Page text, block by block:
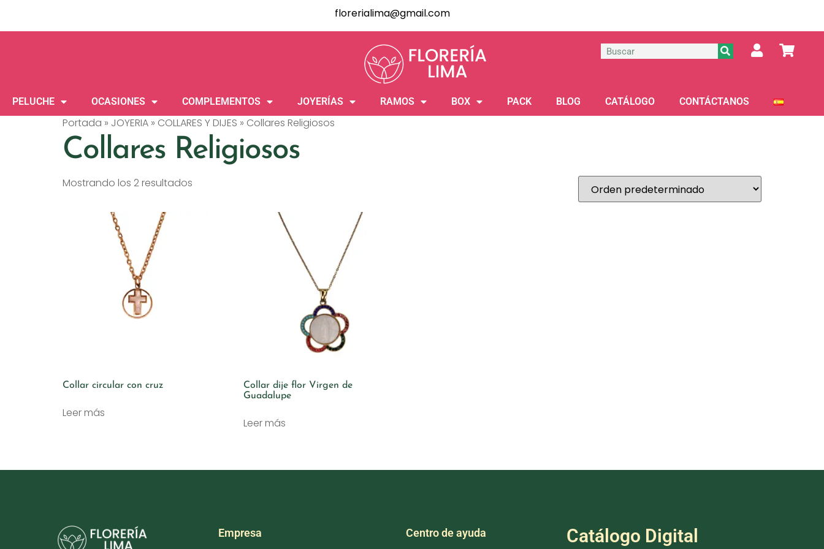
florerialima@gmail.com
PELUCHE OCASIONES COMPLEMENTOS JOYERÍAS RAMOS BOX PACK BLOG CATÁLOGO CONTÁCTANOS
Portada » JOYERIA » COLLARES Y DIJES » Collares Religiosos
Collares Religiosos
Mostrando los 2 resultados
Collar circular con cruz
Leer más
Collar dije flor Virgen de
Guadalupe
Leer más
Empresa Centro de ayuda Catálogo Digital